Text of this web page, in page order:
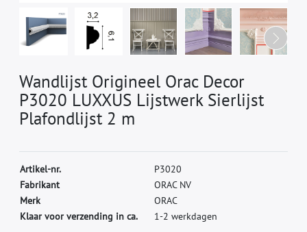
Wandlijst Origineel Orac Decor
P3020 LUXXUS Lijstwerk Sierlijst
Plafondlijst 2 m
Artikel-nr. P3020
Fabrikant ORAC NV
Merk ORAC
Klaar voor verzending in ca.
1-2 werkdagen